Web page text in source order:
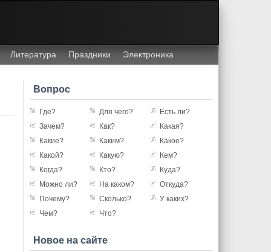
Литература Праздники Электроника
Вопрос
Где? Для чего?
Есть ли?
Зачем?
Как?
Какая?
Какие?
Каким?
Какое?
Какой?
Какую?
Кем?
Когда?
Кто?
Куда?
Можно ли?
На каком?
Откуда?
Почему?
Сколько?
У каких?
Чем?
Что?
Новое на сайте